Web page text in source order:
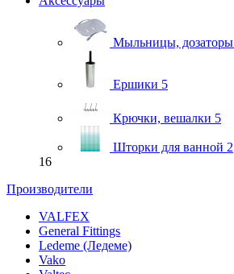
Мыльницы, дозаторы
Ершики 5
Крючки, вешалки 5
Шторки для ванной 2
16
Производители
VALFEX
General Fittings
Ledeme (Ледеме)
Vako